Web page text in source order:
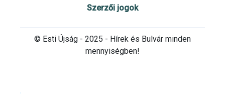
Szerzői jogok
© Esti Újság - 2025 - Hírek és Bulvár minden
mennyiségben!